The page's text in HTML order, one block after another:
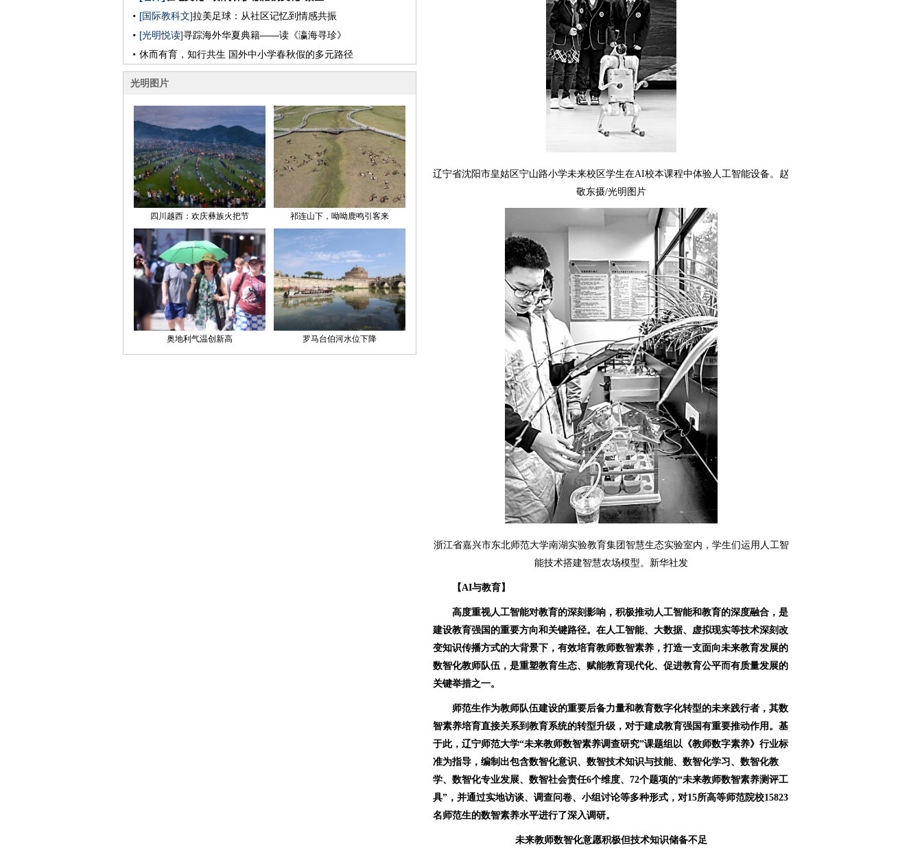
辽宁省沈阳市皇姑区宁山路小学未来校区学生在AI校本课程中体验人工智能设备。赵
敬东摄/光明图片
浙江省嘉兴市东北师范大学南湖实验教育集团智慧生态实验室内，学生们运用人工智
能技术搭建智慧农场模型。新华社发
【AI与教育】
高度重视人工智能对教育的深刻影响，积极推动人工智能和教育的深度融合，是
建设教育强国的重要方向和关键路径。在人工智能、大数据、虚拟现实等技术深刻改
变知识传播方式的大背景下，有效培育教师数智素养，打造一支面向未来教育发展的
数智化教师队伍，是重塑教育生态、赋能教育现代化、促进教育公平而有质量发展的
关键举措之一。
师范生作为教师队伍建设的重要后备力量和教育数字化转型的未来践行者，其数
智素养培育直接关系到教育系统的转型升级，对于建成教育强国有重要推动作用。基
于此，辽宁师范大学“未来教师数智素养调查研究”课题组以《教师数字素养》行业标
准为指导，编制出包含数智化意识、数智技术知识与技能、数智化学习、数智化教
学、数智化专业发展、数智社会责任6个维度、72个题项的“未来教师数智素养测评工
具”，并通过实地访谈、调查问卷、小组讨论等多种形式，对15所高等师范院校15823
名师范生的数智素养水平进行了深入调研。
未来教师数智化意愿积极但技术知识储备不足